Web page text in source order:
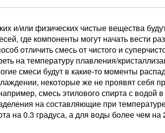
и/или физических чистые вещества
где компоненты могут начать вести
отличить смесь от чистого и
на температуру плавления/
смеси будут в какие-то моменты
некоторые же не проявят себя
смесь этилового спирта с водой в
на составляющие при
на 0.3 градуса, а для воды более чем на